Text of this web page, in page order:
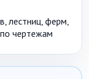
лестниц, ферм,
чертежам